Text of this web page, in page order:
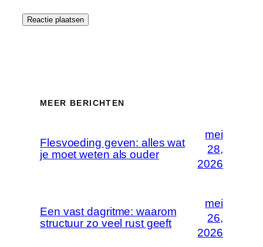
MEER BERICHTEN
Flesvoeding geven: alles wat
je moet weten als ouder
mei
28,
2026
Een vast dagritme: waarom
structuur zo veel rust geeft
mei
26,
2026